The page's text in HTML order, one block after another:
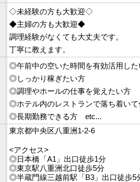
◇未経験の方も大歓迎◇
◆主婦の方も大歓迎◆
調理経験がなくても大丈夫です。
丁寧に教えます。
◎午前中の空いた時間を有効活用した
◎しっかり稼ぎたい方
◎調理やホールの仕事を覚えたい方
◎ホテル内のレストランで落ち着い
◎長期勤務できる方 etc...
東京都中央区八重洲1-2-6
<アクセス>
◎日本橋「A1」出口徒歩1分
◎東京駅八重洲北口徒歩5分
◎半蔵門線三越前駅「B3」出口徒歩5